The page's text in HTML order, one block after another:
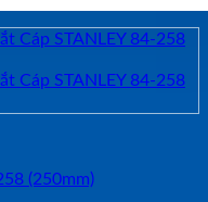
(250mm)